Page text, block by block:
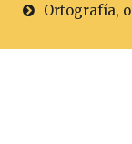
Ortografía,